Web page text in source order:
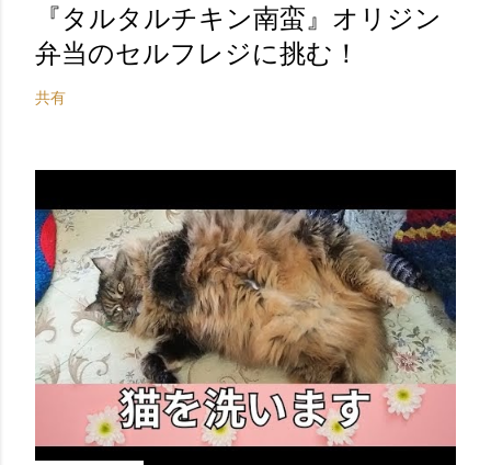
『タルタルチキン南蛮』オリジン
弁当のセルフレジに挑む！
共有